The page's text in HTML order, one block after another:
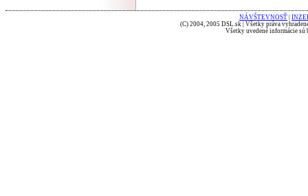
NÁVŠTEVNOSŤ
(C) 2004, 2005 DSL.sk | Všetky práva
Všetky uvedené informácie sú